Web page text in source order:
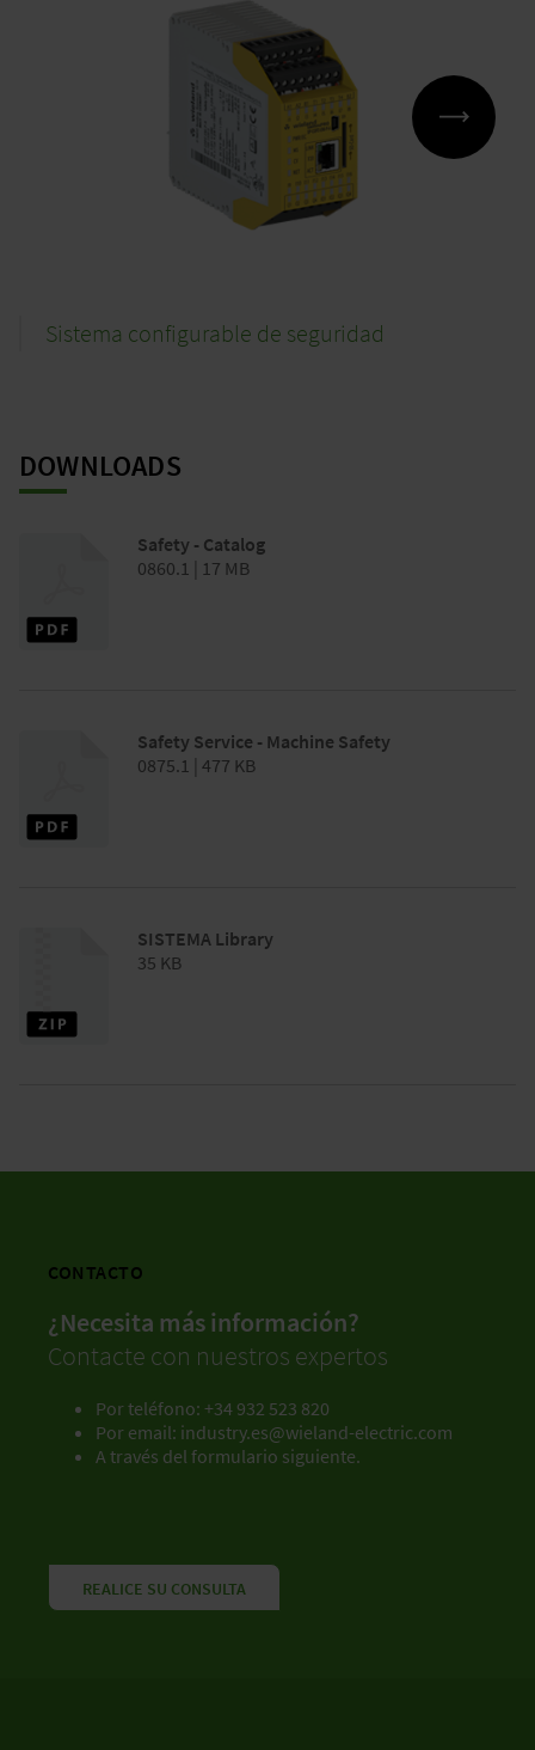
Sistema configurable de seguridad
DOWNLOADS
Safety - Catalog
0860.1 | 17 MB
Safety Service - Machine Safety
0875.1 | 477 KB
SISTEMA Library
35 KB
CONTACTO
¿Necesita más información?
Contacte con nuestros expertos
Por teléfono: +34 932 523 820
Por email: industry.es@wieland-electric.com
A través del formulario siguiente.
REALICE SU CONSULTA